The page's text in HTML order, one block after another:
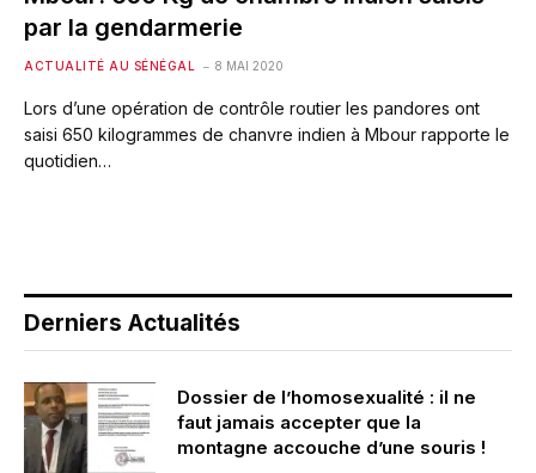
par la gendarmerie
ACTUALITÉ AU SÉNÉGAL 8 MAI 2020
Lors d’une opération de contrôle routier les pandores ont
saisi 650 kilogrammes de chanvre indien à Mbour rapporte le
quotidien…
Derniers Actualités
Dossier de l’homosexualité : il ne
faut jamais accepter que la
montagne accouche d’une souris !